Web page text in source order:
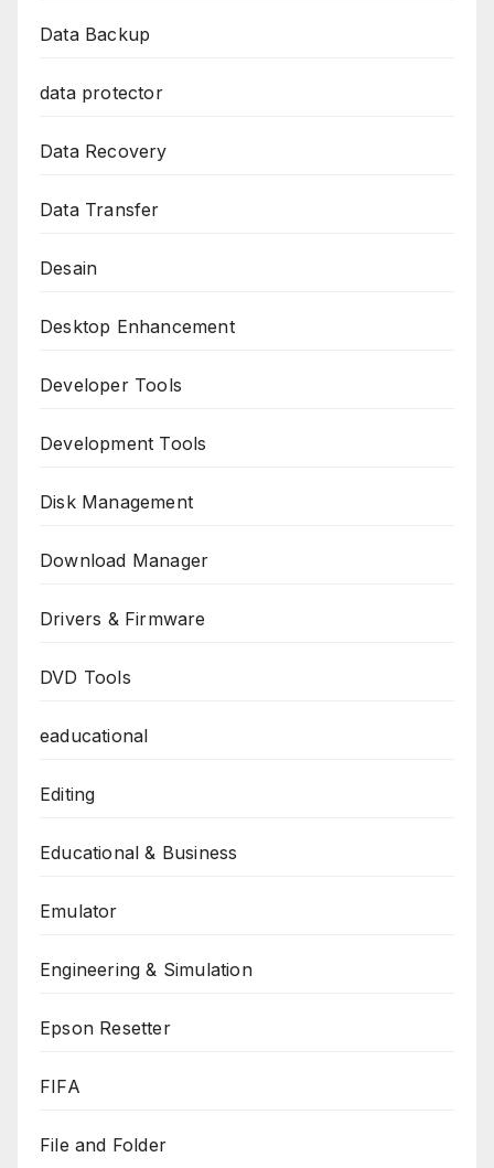
Data Backup
data protector
Data Recovery
Data Transfer
Desain
Desktop Enhancement
Developer Tools
Development Tools
Disk Management
Download Manager
Drivers & Firmware
DVD Tools
eaducational
Editing
Educational & Business
Emulator
Engineering & Simulation
Epson Resetter
FIFA
File and Folder